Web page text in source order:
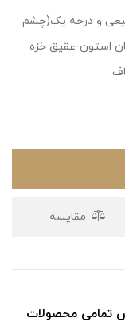
با سنگهای گرد سایز۸میل طبیعی و درجه یک(چشم
استون-عقیق خزه
مقایسه
تمامی محصولات